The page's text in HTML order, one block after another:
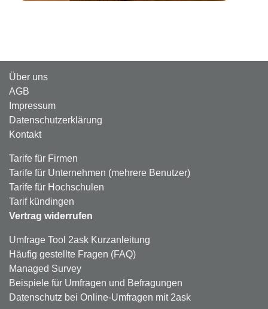
Über uns
AGB
Impressum
Datenschutzerklärung
Kontakt
Tarife für Firmen
Tarife für Unternehmen (mehrere Benutzer)
Tarife für Hochschulen
Tarif kündingen
Vertrag widerrufen
Umfrage Tool 2ask Kurzanleitung
Häufig gestellte Fragen (FAQ)
Managed Survey
Beispiele für Umfragen und Befragungen
Datenschutz bei Online-Umfragen mit 2ask